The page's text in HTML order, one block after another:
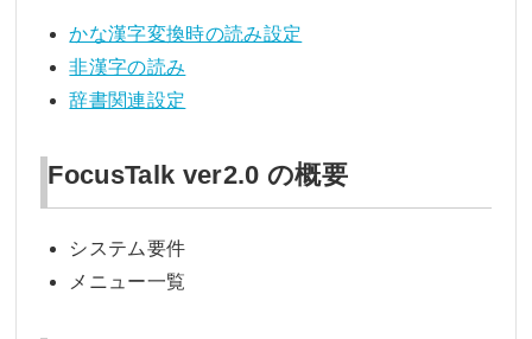
かな漢字変換時の読み設定
非漢字の読み
辞書関連設定
FocusTalk ver2.0 の概要
システム要件
メニュー一覧